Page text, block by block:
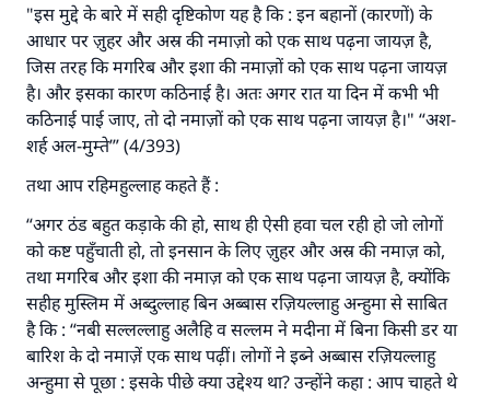
"इस मुद्दे के बारे में सही दृष्टिकोण यह है कि : इन बहानों (कारणों) के
आधार पर ज़ुहर और अस्र की नमाज़ो को एक साथ पढ़ना जायज़ है,
जिस तरह कि मगरिब और इशा की नमाज़ों को एक साथ पढ़ना जायज़
है। और इसका कारण कठिनाई है। अतः अगर रात या दिन में कभी भी
कठिनाई पाई जाए, तो दो नमाज़ों को एक साथ पढ़ना जायज़ है।" “अश-
शर्ह अल-मुम्ते’” (4/393)
तथा आप रहिमहुल्लाह कहते हैं :
“अगर ठंड बहुत कड़ाके की हो, साथ ही ऐसी हवा चल रही हो जो लोगों
को कष्ट पहुँचाती हो, तो इनसान के लिए ज़ुहर और अस्र की नमाज़ को,
तथा मगरिब और इशा की नमाज़ को एक साथ पढ़ना जायज़ है, क्योंकि
सहीह मुस्लिम में अब्दुल्लाह बिन अब्बास रज़ियल्लाहु अन्हुमा से साबित
है कि : “नबी सल्लल्लाहु अलैहि व सल्लम ने मदीना में बिना किसी डर या
बारिश के दो नमाज़ें एक साथ पढ़ीं। लोगों ने इब्ने अब्बास रज़ियल्लाहु
अन्हुमा से पूछा : इसके पीछे क्या उद्देश्य था? उन्होंने कहा : आप चाहते थे